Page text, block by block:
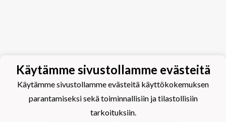
Käytämme sivustollamme evästeitä
Käytämme sivustollamme evästeitä käyttökokemuksen
parantamiseksi sekä toiminnallisiin ja tilastollisiin
tarkoituksiin.